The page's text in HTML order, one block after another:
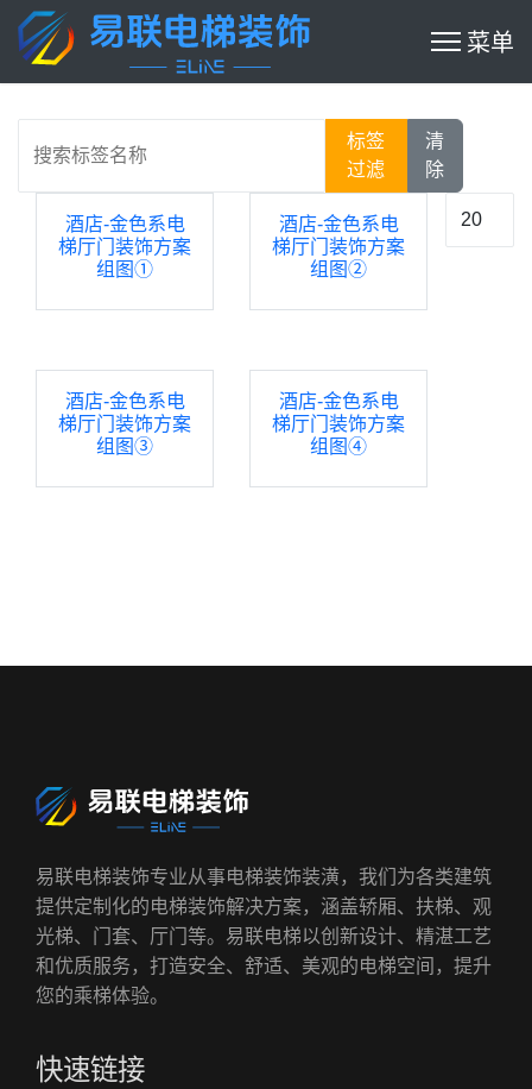
标签
过滤
清
除
每页显示
酒店-金色系电
梯厅门装饰方案
组图①
酒店-金色系电
梯厅门装饰方案
组图②
酒店-金色系电
梯厅门装饰方案
组图③
酒店-金色系电
梯厅门装饰方案
组图④
易联电梯装饰专业从事电梯装饰装潢，我们为各类建筑
提供定制化的电梯装饰解决方案，涵盖轿厢、扶梯、观
光梯、门套、厅门等。易联电梯以创新设计、精湛工艺
和优质服务，打造安全、舒适、美观的电梯空间，提升
您的乘梯体验。
快速链接